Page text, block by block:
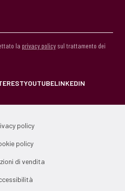
la privacy policy sul trattamento dei
YOUTUBELINKEDIN
policy
policy
di vendita